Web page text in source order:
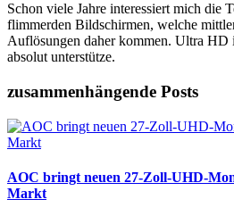
Schon viele Jahre interessiert mich die
flimmerden Bildschirmen, welche
Auflösungen daher kommen. Ultra HD
absolut unterstütze.
zusammenhängende Posts
AOC bringt neuen 27-Zoll-UHD-
Markt